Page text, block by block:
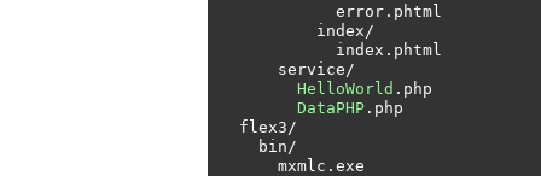
            error
. phtml
          index
/
            index
. phtml
      service
/
HelloWorld . php
DataPHP . php
  flex3
/
    bin
/
      mxmlc
.